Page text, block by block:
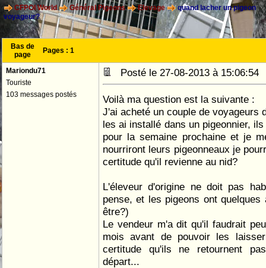
CFPOI World Général Pigeons Elevage
quand lacher un pigeon
voyageur?
Bas de
page
Pages : 1
Mariondu71
Touriste
103 messages postés
Posté le 27-08-2013 à
Voilà ma question est la suivante :
J'ai acheté un couple de voyageurs
les ai installé dans un pigeonnier,
pour la semaine prochaine et je
nourriront leurs pigeonneaux je
certitude qu'il revienne au nid?
L'éleveur d'origine ne doit pas
pense, et les pigeons ont
être?)
Le vendeur m'a dit qu'il faudrait
mois avant de pouvoir les
certitude qu'ils ne retournent
départ...